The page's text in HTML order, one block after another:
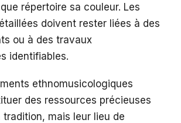
répertoire sa couleur. Les
doivent rester liées à des
ou à des travaux
identifiables.
ethnomusicologiques
des ressources précieuses
tradition, mais leur lieu de